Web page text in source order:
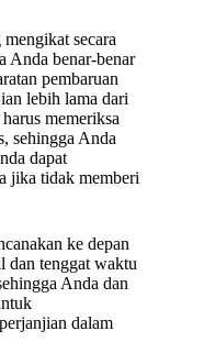
secara
Anda benar-benar
pembaruan
lebih lama dari
memeriksa
sehingga Anda
dapat
jika tidak memberi
ke depan
dan tenggat waktu
Anda dan
dalam